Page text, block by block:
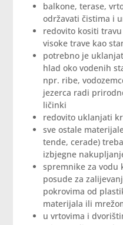
balkone, terase,
održavati čistima i
redovito kositi
visoke trave kao
potrebno je
hlad oko vodenih
npr. ribe,
jezerca radi
ličinki
redovito uklanjati
sve ostale
tende, cerade)
izbjegne
spremnike za vodu
posude za
pokrovima od
materijala ili
u vrtovima i